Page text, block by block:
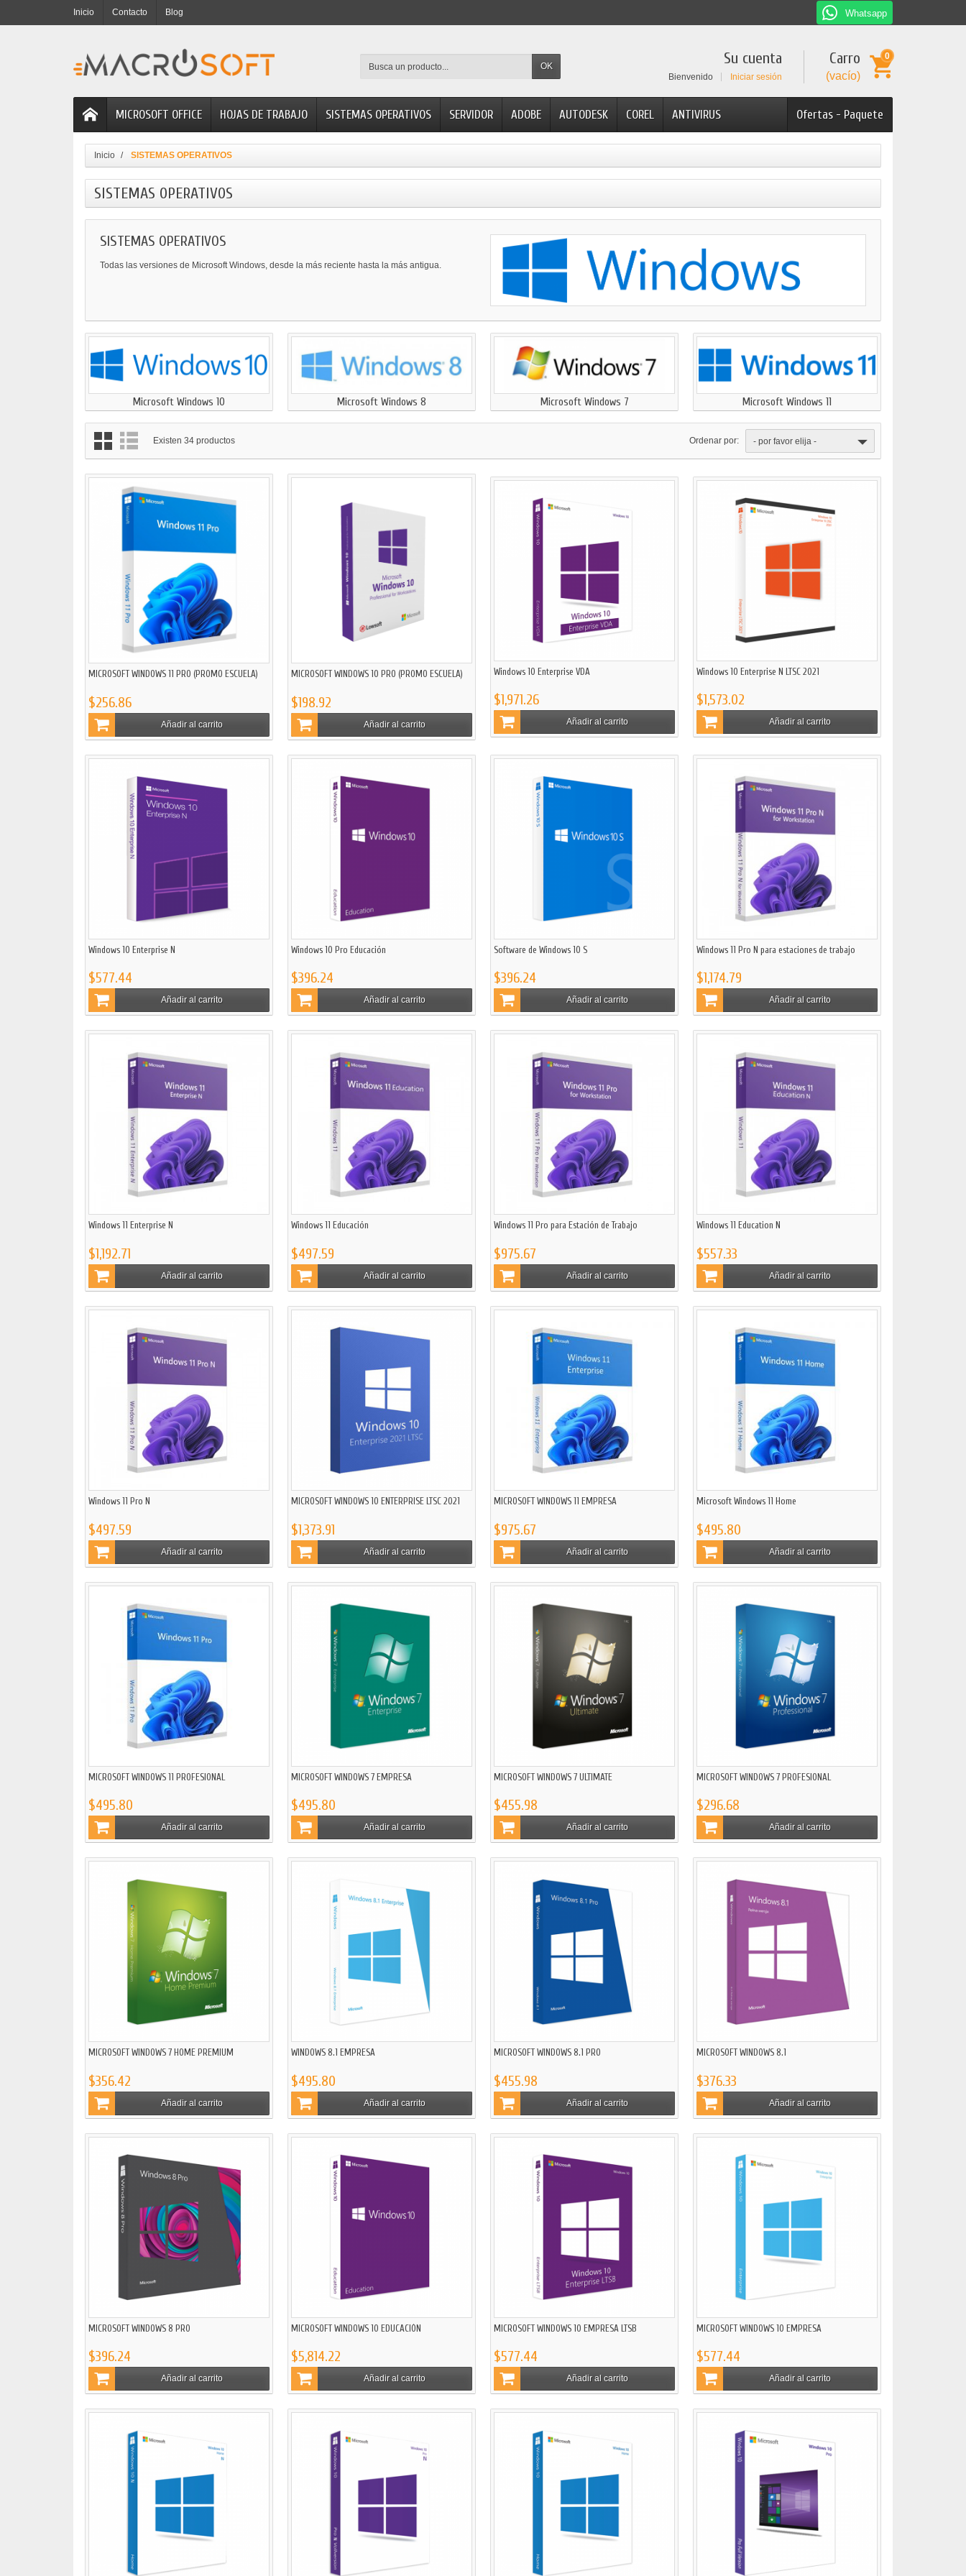
Inicio Contacto Blog Whatsapp
OK Carro
(vacío)
0
Su cuenta
Bienvenido Iniciar sesión
Ofertas - Paquete
MICROSOFT OFFICE HOJAS DE TRABAJO SISTEMAS OPERATIVOS SERVIDOR ADOBE AUTODESK COREL ANTIVIRUS
Inicio SISTEMAS OPERATIVOS
SISTEMAS OPERATIVOS
SISTEMAS OPERATIVOS
Todas las versiones de Microsoft Windows, desde la más reciente hasta la más antigua.
Microsoft Windows 10 Microsoft Windows 8 Microsoft Windows 7 Microsoft Windows 11
Existen 34 productos Ordenar por: - por favor elija -
MICROSOFT WINDOWS 11 PRO (PROMO ESCUELA)
$256.86
Añadir al carrito
MICROSOFT WINDOWS 10 PRO (PROMO ESCUELA)
$198.92
Añadir al carrito
Windows 10 Enterprise VDA
$1,971.26
Añadir al carrito
Windows 10 Enterprise N LTSC 2021
$1,573.02
Añadir al carrito
Windows 10 Enterprise N
$577.44
Añadir al carrito
Windows 10 Pro Educación
$396.24
Añadir al carrito
Software de Windows 10 S
$396.24
Añadir al carrito
Windows 11 Pro N para estaciones de trabajo
$1,174.79
Añadir al carrito
Windows 11 Enterprise N
$1,192.71
Añadir al carrito
Windows 11 Educación
$497.59
Añadir al carrito
Windows 11 Pro para Estación de Trabajo
$975.67
Añadir al carrito
Windows 11 Education N
$557.33
Añadir al carrito
Windows 11 Pro N
$497.59
Añadir al carrito
MICROSOFT WINDOWS 10 ENTERPRISE LTSC 2021
$1,373.91
Añadir al carrito
MICROSOFT WINDOWS 11 EMPRESA
$975.67
Añadir al carrito
Microsoft Windows 11 Home
$495.80
Añadir al carrito
MICROSOFT WINDOWS 11 PROFESIONAL
$495.80
Añadir al carrito
MICROSOFT WINDOWS 7 EMPRESA
$495.80
Añadir al carrito
MICROSOFT WINDOWS 7 ULTIMATE
$455.98
Añadir al carrito
MICROSOFT WINDOWS 7 PROFESIONAL
$296.68
Añadir al carrito
MICROSOFT WINDOWS 7 HOME PREMIUM
$356.42
Añadir al carrito
WINDOWS 8.1 EMPRESA
$495.80
Añadir al carrito
MICROSOFT WINDOWS 8.1 PRO
$455.98
Añadir al carrito
MICROSOFT WINDOWS 8.1
$376.33
Añadir al carrito
MICROSOFT WINDOWS 8 PRO
$396.24
Añadir al carrito
MICROSOFT WINDOWS 10 EDUCACIÓN
$5,814.22
Añadir al carrito
MICROSOFT WINDOWS 10 EMPRESA LTSB
$577.44
Añadir al carrito
MICROSOFT WINDOWS 10 EMPRESA
$577.44
Añadir al carrito